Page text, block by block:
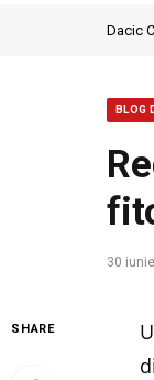
Dacic
BLOG
30
SHARE